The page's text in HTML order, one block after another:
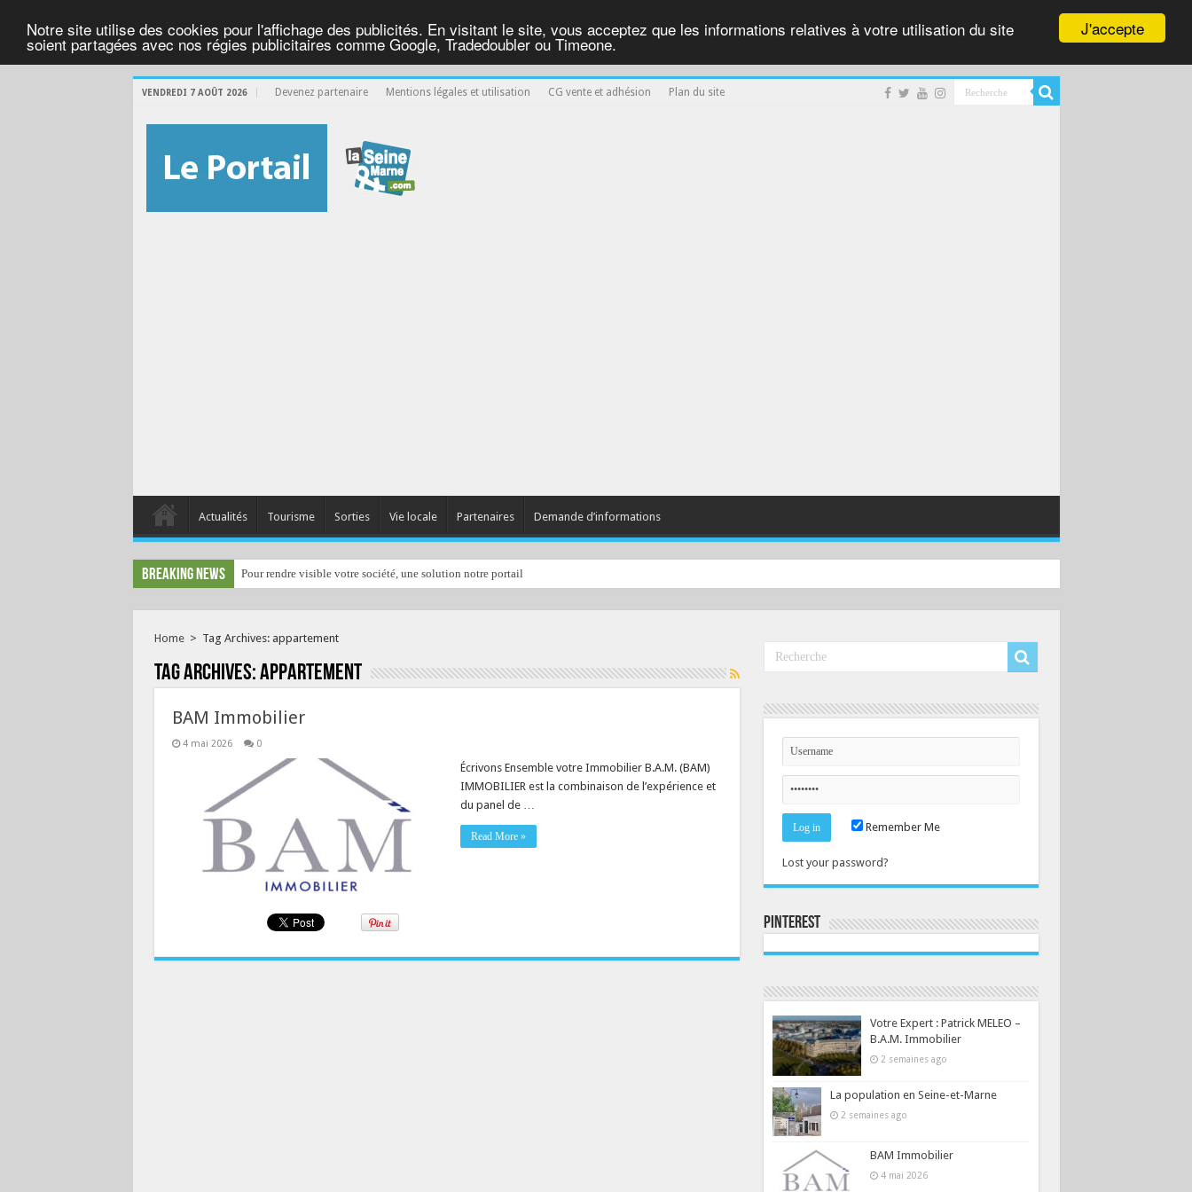
J'accepte
Notre site utilise des cookies pour l'affichage des publicités. En visitant le site, vous acceptez que les informations relatives à votre utilisation du site
soient partagées avec nos régies publicitaires comme Google, Tradedoubler ou Timeone.
VENDREDI 7 AOÛT 2026 Devenez partenaire Mentions légales et utilisation CG vente et adhésion Plan du site
Actualités Tourisme Sorties Vie locale Partenaires Demande d’informations
Breaking News Pour rendre visible votre société, une solution notre portail
Home > Tag Archives: appartement
Tag Archives:appartement
BAM Immobilier
4 mai 2026 0
Écrivons Ensemble votre Immobilier B.A.M. (BAM)
IMMOBILIER est la combinaison de l’expérience et
du panel de …
Read More »
Remember Me
Lost your password?
Pinterest
Votre Expert : Patrick MELEO –
B.A.M. Immobilier
2 semaines ago
La population en Seine-et-Marne
2 semaines ago
BAM Immobilier
4 mai 2026